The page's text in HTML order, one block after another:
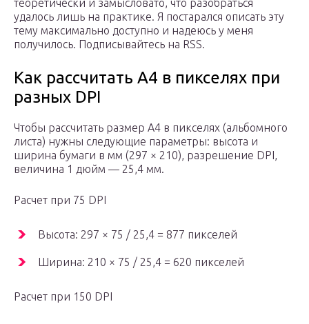
теоретически и замысловато, что разобраться
удалось лишь на практике. Я постарался описать эту
тему максимально доступно и надеюсь у меня
получилось. Подписывайтесь на RSS.
Как рассчитать А4 в пикселях при
разных DPI
Чтобы рассчитать размер А4 в пикселях (альбомного
листа) нужны следующие параметры: высота и
ширина бумаги в мм (297 × 210), разрешение DPI,
величина 1 дюйм — 25,4 мм.
Расчет при 75 DPI
Высота: 297 × 75 / 25,4 = 877 пикселей
Ширина: 210 × 75 / 25,4 = 620 пикселей
Расчет при 150 DPI